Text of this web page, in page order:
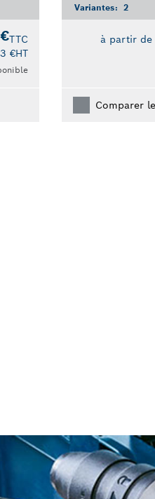
TTC
€HT
Variantes: 2
à partir de
Comparer